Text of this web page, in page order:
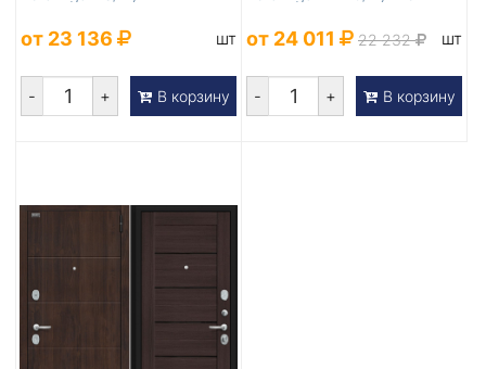
от 23 136 шт
- + В корзину
от 24 011 22 232 шт
- + В корзину